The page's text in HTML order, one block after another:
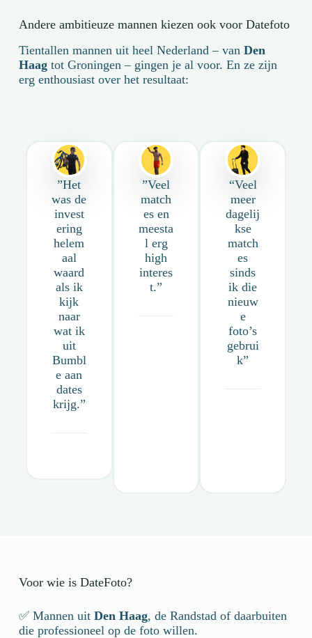
Andere ambitieuze mannen kiezen ook voor Datefoto
Tientallen mannen uit heel Nederland – van Den
Haagtot Groningen – gingen je al voor. En ze zijn
erg enthousiast over het resultaat:
”Het
was de
invest
ering
helem
aal
waard
als ik
kijk
naar
wat ik
uit
Bumbl
e aan
dates
krijg.”
”Veel
match
es en
meesta
l erg
high
interes
t.”
“Veel
meer
dagelij
kse
match
es
sinds
ik die
nieuw
e
foto’s
gebrui
k”
Voor wie is DateFoto?
✅ Mannen uit Den Haag, de Randstad of daarbuiten
die professioneel op de foto willen.